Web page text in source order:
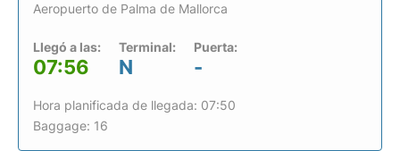
Aeropuerto de Palma de Mallorca
Llegó a las:
07:56
Terminal:
N
Puerta:
-
Hora planificada de llegada: 07:50
Baggage: 16